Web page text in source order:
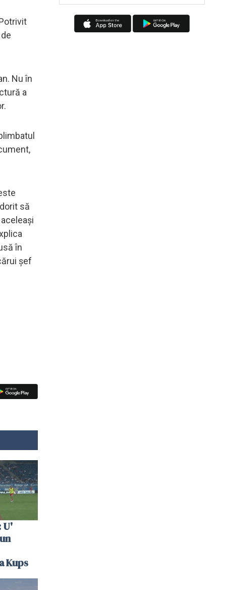
Nu în
a
să
în
şef
U'
Kups